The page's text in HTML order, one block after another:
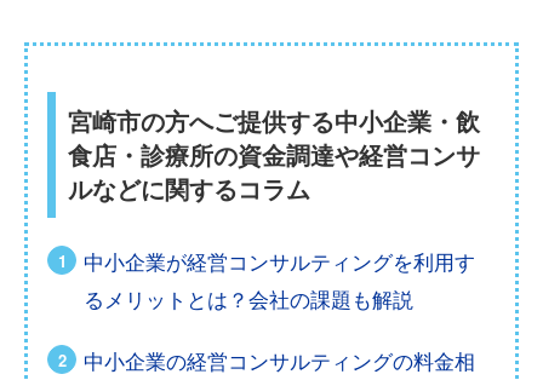
宮崎市の方へご提供する中小企業・飲
食店・診療所の資金調達や経営コンサ
ルなどに関するコラム
中小企業が経営コンサルティングを利用す
るメリットとは？会社の課題も解説
中小企業の経営コンサルティングの料金相